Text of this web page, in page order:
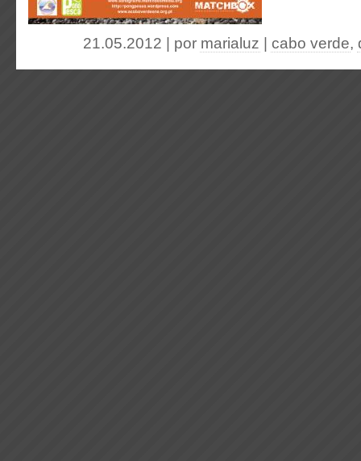
21.05.2012 | por marialuz cabo verde,